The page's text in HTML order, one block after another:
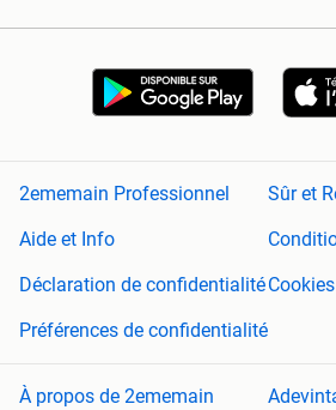
2ememain Professionnel
Sûr et
Aide et Info
Déclaration de confidentialitéCookies
Préférences de confidentialité
À propos de 2ememain